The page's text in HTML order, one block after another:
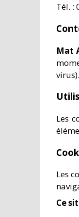
Tél. :
Mat
virus).
Les
Les
Ce